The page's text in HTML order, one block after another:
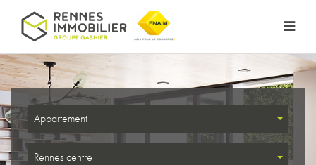
Appartement
Rennes centre